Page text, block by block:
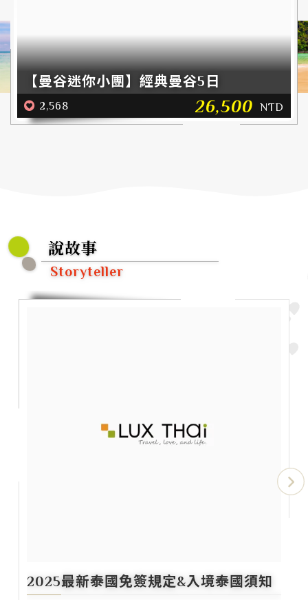
【曼谷迷你小團】經典曼谷5日
2,568 26,500 NTD
說故事
Storyteller
2025最新泰國免簽規定&入境泰國須知